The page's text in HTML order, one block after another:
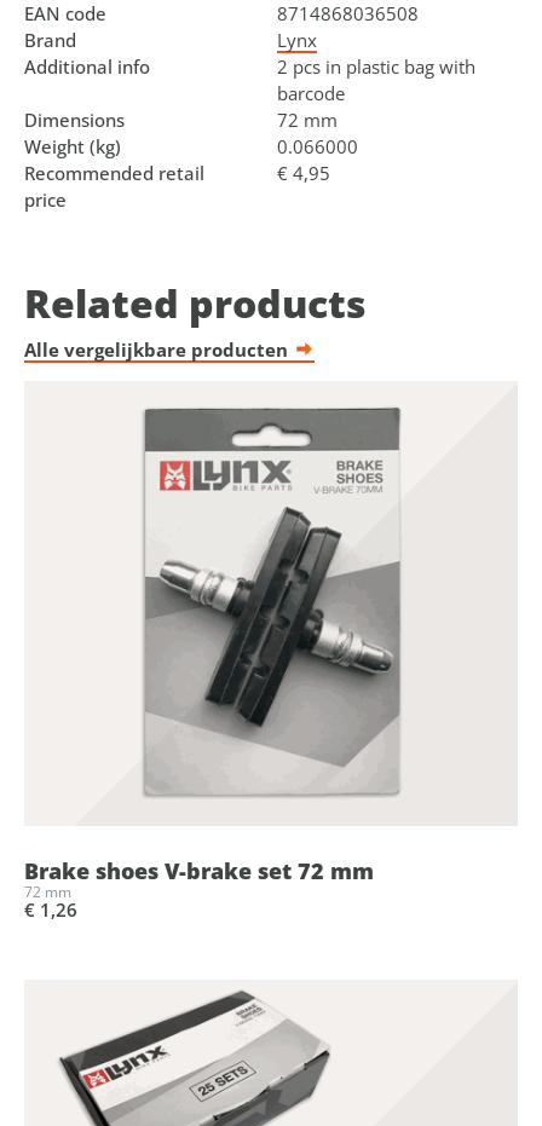
EAN code
8714868036508
Brand
Lynx
Additional info
2 pcs in plastic bag with
barcode
Dimensions
72 mm
Weight (kg)
0.066000
Recommended retail
price
€ 4,95
Related products
Alle vergelijkbare producten
Brake shoes V-brake set 72 mm
72 mm
€ 1,26